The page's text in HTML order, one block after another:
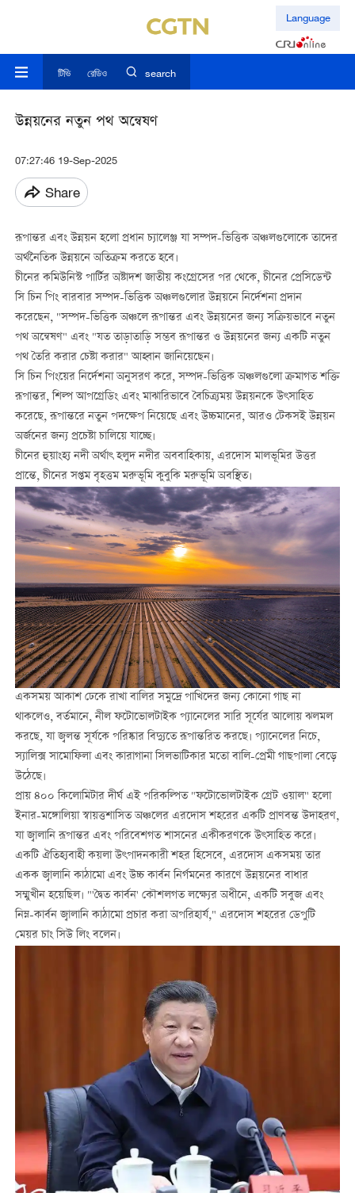
Language
টিভি রেডিও search
উন্নয়নের নতুন পথ অন্বেষণ
07:27:46 19-Sep-2025
Share
রূপান্তর এবং উন্নয়ন হলো প্রধান চ্যালেঞ্জ যা সম্পদ-ভিত্তিক অঞ্চলগুলোকে তাদের
অর্থনৈতিক উন্নয়নে অতিক্রম করতে হবে।
চীনের কমিউনিস্ট পার্টির অষ্টাদশ জাতীয় কংগ্রেসের পর থেকে, চীনের প্রেসিডেন্ট
সি চিন পিং বারবার সম্পদ-ভিত্তিক অঞ্চলগুলোর উন্নয়নে নির্দেশনা প্রদান
করেছেন, "সম্পদ-ভিত্তিক অঞ্চলে রূপান্তর এবং উন্নয়নের জন্য সক্রিয়ভাবে নতুন
পথ অন্বেষণ" এবং "যত তাড়াতাড়ি সম্ভব রূপান্তর ও উন্নয়নের জন্য একটি নতুন
পথ তৈরি করার চেষ্টা করার" আহ্বান জানিয়েছেন।
সি চিন পিংয়ের নির্দেশনা অনুসরণ করে, সম্পদ-ভিত্তিক অঞ্চলগুলো ক্রমাগত শক্তি
রূপান্তর, শিল্প আপগ্রেডিং এবং মাঝারিভাবে বৈচিত্র্যময় উন্নয়নকে উৎসাহিত
করেছে, রূপান্তরে নতুন পদক্ষেপ নিয়েছে এবং উচ্চমানের, আরও টেকসই উন্নয়ন
অর্জনের জন্য প্রচেষ্টা চালিয়ে যাচ্ছে।
চীনের হুয়াংহ্য নদী অর্থাৎ হলুদ নদীর অববাহিকায়, এরদোস মালভূমির উত্তর
প্রান্তে, চীনের সপ্তম বৃহত্তম মরুভূমি কুবুকি মরুভূমি অবস্থিত।
একসময় আকাশ ঢেকে রাখা বালির সমুদ্রে পাখিদের জন্য কোনো গাছ না
থাকলেও, বর্তমানে, নীল ফটোভোলটাইক প্যানেলের সারি সূর্যের আলোয় ঝলমল
করছে, যা জ্বলন্ত সূর্যকে পরিষ্কার বিদ্যুতে রূপান্তরিত করছে। প্যানেলের নিচে,
স্যালিক্স সামোফিলা এবং কারাগানা সিলভাটিকার মতো বালি-প্রেমী গাছপালা বেড়ে
উঠেছে।
প্রায় ৪০০ কিলোমিটার দীর্ঘ এই পরিকল্পিত "ফটোভোলটাইক গ্রেট ওয়াল" হলো
ইনার-মঙ্গোলিয়া স্বায়ত্তশাসিত অঞ্চলের এরদোস শহরের একটি প্রাণবন্ত উদাহরণ,
যা জ্বালানি রূপান্তর এবং পরিবেশগত শাসনের একীকরণকে উৎসাহিত করে।
একটি ঐতিহ্যবাহী কয়লা উৎপাদনকারী শহর হিসেবে, এরদোস একসময় তার
একক জ্বালানি কাঠামো এবং উচ্চ কার্বন নির্গমনের কারণে উন্নয়নের বাধার
সম্মুখীন হয়েছিল। "'দ্বৈত কার্বন' কৌশলগত লক্ষ্যের অধীনে, একটি সবুজ এবং
নিম্ন-কার্বন জ্বালানি কাঠামো প্রচার করা অপরিহার্য," এরদোস শহরের ডেপুটি
মেয়র চাং সিউ লিং বলেন।